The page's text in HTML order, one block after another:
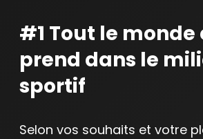
#1 Tout le monde
prend dans le
sportif
Selon vos souhaits et votre